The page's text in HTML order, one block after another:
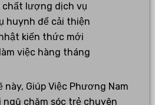
chất lượng dịch vụ
huynh để cải thiện
kiến thức mới
việc hàng tháng
Giúp Việc Phương Nam
ngũ chăm sóc trẻ chuyên